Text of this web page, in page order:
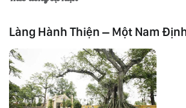
Làng Hành Thiện – Một Nam